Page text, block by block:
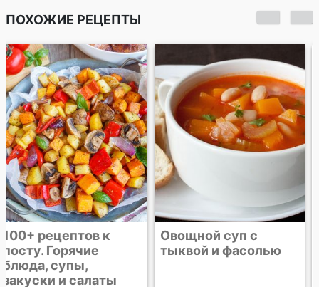
ПОХОЖИЕ РЕЦЕПТЫ
Овощной суп с
тыквой и фасолью
Суп-пюре из
красной чечевицы